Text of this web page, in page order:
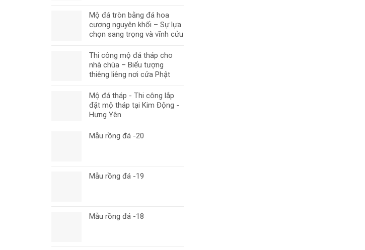
Mộ đá tròn bằng đá hoa
cương nguyên khối – Sự lựa
chọn sang trọng và vĩnh cửu
Thi công mộ đá tháp cho
nhà chùa – Biểu tượng
thiêng liêng nơi cửa Phật
Mộ đá tháp - Thi công lắp
đặt mộ tháp tại Kim Động -
Hưng Yên
Mẫu rồng đá -20
Mẫu rồng đá -19
Mẫu rồng đá -18